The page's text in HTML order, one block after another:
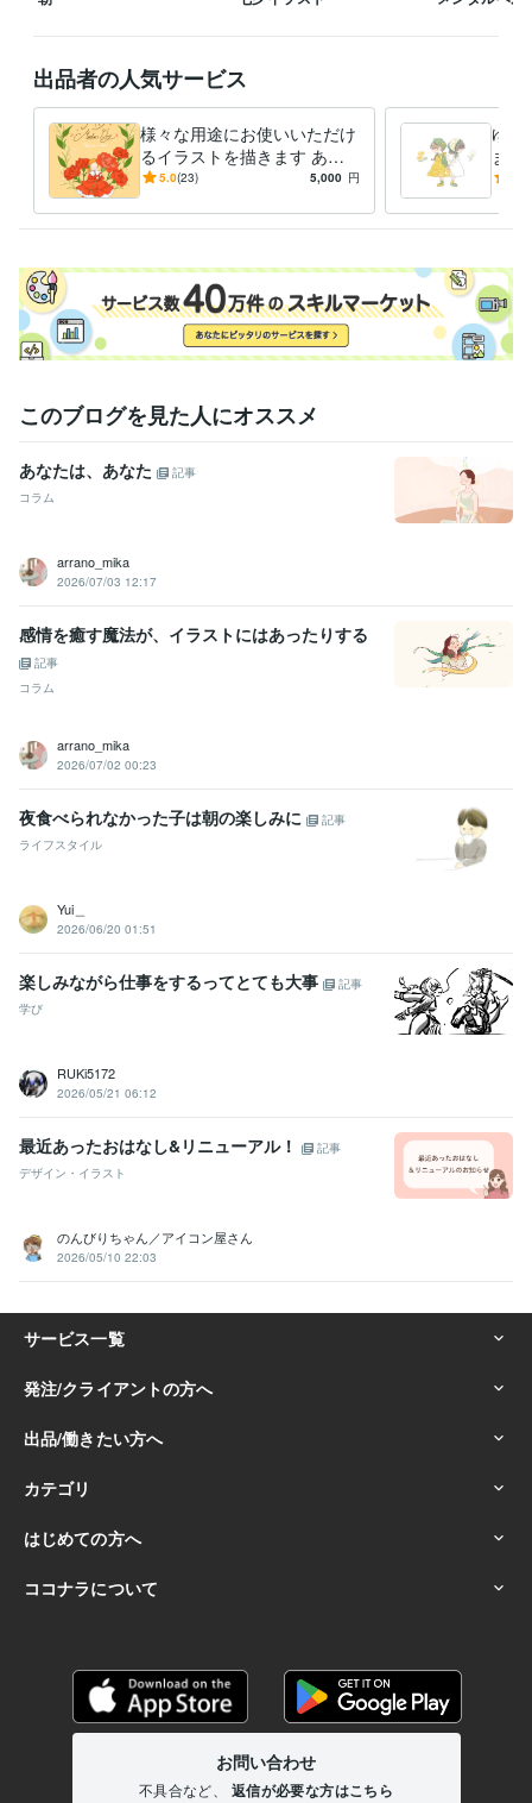
出品者の人気サービス
様々な用途にお使いいただけ
るイラストを描きます あな
ただけの世界観をかたちにし
5.0(23) 5,000 円
ゆる
ま
だけ
このブログを見た人にオススメ
あなたは、あなた
記事
コラム
arrano_mika
2026/07/03 12:17
感情を癒す魔法が、イラストにはあったりする
記事
コラム
arrano_mika
2026/07/02 00:23
夜食べられなかった子は朝の楽しみに
記事
ライフスタイル
Yui＿
2026/06/20 01:51
楽しみながら仕事をするってとても大事
記事
学び
RUKi5172
2026/05/21 06:12
最近あったおはなし&リニューアル！
記事
デザイン・イラスト
のんびりちゃん／アイコン屋さん
2026/05/10 22:03